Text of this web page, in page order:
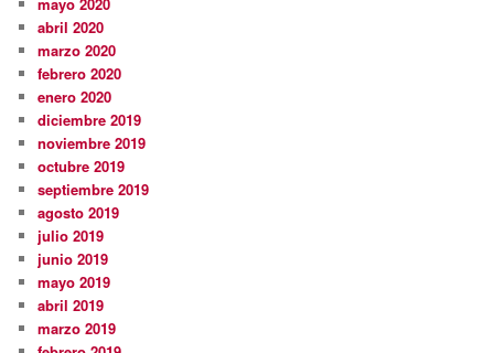
abril 2020
marzo 2020
febrero 2020
enero 2020
diciembre 2019
noviembre 2019
octubre 2019
septiembre 2019
agosto 2019
julio 2019
junio 2019
mayo 2019
abril 2019
marzo 2019